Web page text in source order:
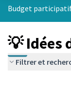
Budget
💡 Idées
Filtrer et